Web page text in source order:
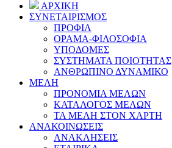
ΑΡΧΙΚΗ
ΣΥΝΕΤΑΙΡΙΣΜΟΣ
ΠΡΟΦΙΛ
ΟΡΑΜΑ-ΦΙΛΟΣΟΦΙΑ
ΥΠΟΔΟΜΕΣ
ΣΥΣΤΗΜΑΤΑ ΠΟΙΟΤΗΤΑΣ
ΑΝΘΡΩΠΙΝΟ ΔΥΝΑΜΙΚΟ
ΜΕΛΗ
ΠΡΟΝΟΜΙΑ ΜΕΛΩΝ
ΚΑΤΑΛΟΓΟΣ ΜΕΛΩΝ
ΤΑ ΜΕΛΗ ΣΤΟΝ ΧΑΡΤΗ
ΑΝΑΚΟΙΝΩΣΕΙΣ
ΑΝΑΚΛΗΣΕΙΣ